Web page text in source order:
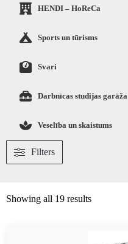
HENDI – HoReCa
Sports un tūrisms
Svari
Darbnīcas studijas garāža
Veselība un skaistums
Filters
Showing all 19 results